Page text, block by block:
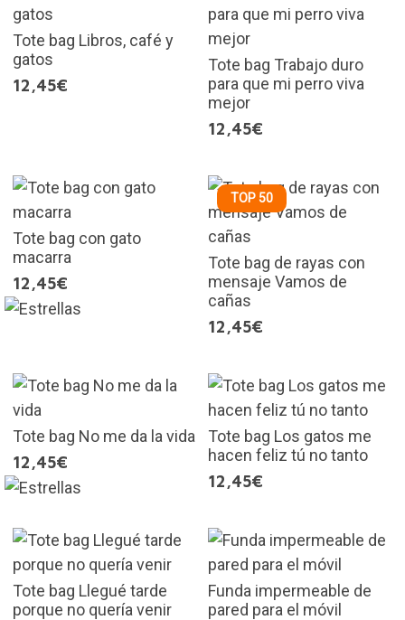
Tote bag Libros, café y
gatos
12,45€
Tote bag Trabajo duro
para que mi perro viva
mejor
12,45€
Tote bag con gato
macarra
12,45€
TOP 50
Tote bag de rayas con
mensaje Vamos de
cañas
12,45€
Tote bag No me da la vida
12,45€
Tote bag Los gatos me
hacen feliz tú no tanto
12,45€
Tote bag Llegué tarde
porque no quería venir
Funda impermeable de
pared para el móvil